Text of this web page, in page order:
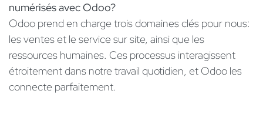
numérisés avec Odoo?
Odoo prend en charge trois domaines clés pour nous:
les ventes et le service sur site, ainsi que les
ressources humaines. Ces processus interagissent
étroitement dans notre travail quotidien, et Odoo les
connecte parfaitement.